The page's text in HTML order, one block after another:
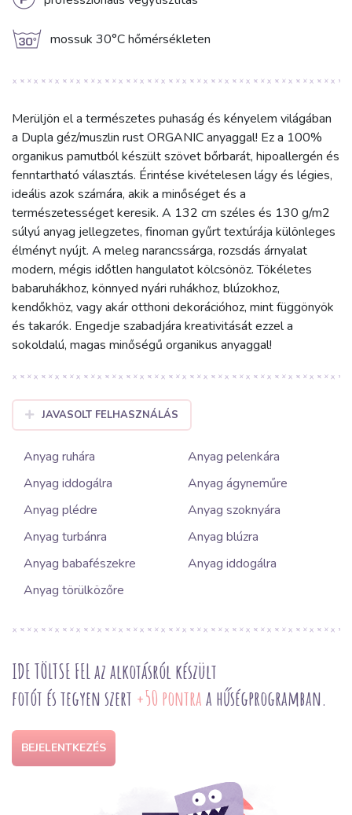
g mossuk 30°C hőmérsékleten
Merüljön el a természetes puhaság és kényelem világában
a Dupla géz/muszlin rust ORGANIC anyaggal! Ez a 100%
organikus pamutból készült szövet bőrbarát, hipoallergén és
fenntartható választás. Érintése kivételesen lágy és légies,
ideális azok számára, akik a minőséget és a
természetességet keresik. A 132 cm széles és 130 g/m2
súlyú anyag jellegzetes, finoman gyűrt textúrája különleges
élményt nyújt. A meleg narancssárga, rozsdás árnyalat
modern, mégis időtlen hangulatot kölcsönöz. Tökéletes
babaruhákhoz, könnyed nyári ruhákhoz, blúzokhoz,
kendőkhöz, vagy akár otthoni dekorációhoz, mint függönyök
és takarók. Engedje szabadjára kreativitását ezzel a
sokoldalú, magas minőségű organikus anyaggal!
JAVASOLT FELHASZNÁLÁS
Anyag ruhára
Anyag pelenkára
Anyag iddogálra
Anyag ágyneműre
Anyag plédre
Anyag szoknyára
Anyag turbánra
Anyag blúzra
Anyag babafészekre
Anyag iddogálra
Anyag törülközőre
IDE TÖLTSE FEL az alkotásról készült
fotót és tegyen szert +50 pontraa hűségprogramban.
BEJELENTKEZÉS